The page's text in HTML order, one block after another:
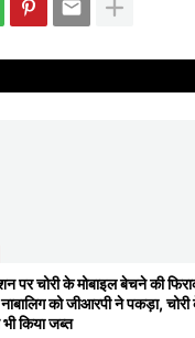
पर चोरी के मोबाइल बेचने की
को जीआरपी ने पकड़ा,
किया जब्त